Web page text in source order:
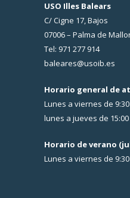
USO Illes Balears
C/ Cigne 17, Bajos
07006 – Palma de
Tel: 971 277 914
baleares@usoib.es
Horario general de
Lunes a viernes de
lunes a jueves de
Horario de verano
Lunes a viernes de